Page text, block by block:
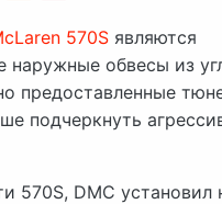
570S являются
наружные обвесы из
предоставленные
подчеркнуть
570S, DMC установил